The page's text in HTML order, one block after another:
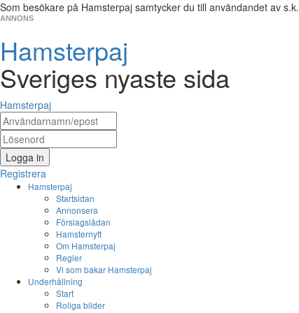
Som besökare på Hamsterpaj samtycker du till användandet av s.k.
ANNONS
Hamsterpaj
Sveriges nyaste sida
Hamsterpaj
Logga in
Registrera
Hamsterpaj
Startsidan
Annonsera
Förslagslådan
Hamsternytt
Om Hamsterpaj
Regler
Vi som bakar Hamsterpaj
Underhållning
Start
Roliga bilder